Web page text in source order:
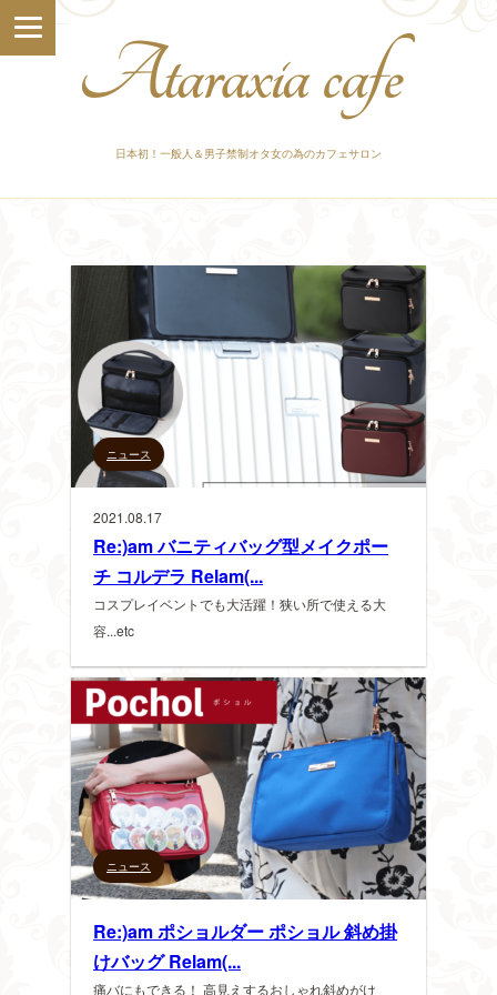
日本初！一般人＆男子禁制オタ女の為のカフェサロン
ニュース
2021.08.17
Re:)am バニティバッグ型メイクポー
チ コルデラ Relam(...
コスプレイベントでも大活躍！狭い所で使える大
容...etc
ニュース
Re:)am ポショルダー ポショル 斜め掛
けバッグ Relam(...
痛バにもできる！ 高見えするおしゃれ斜めがけ